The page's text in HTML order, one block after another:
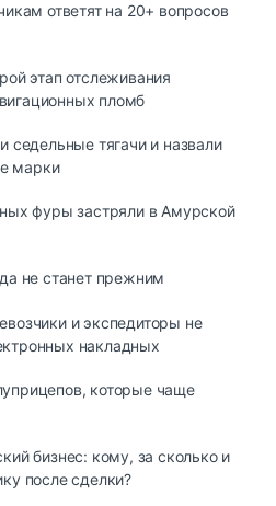
ответят на 20+ вопросов
этап отслеживания
пломб
седельные тягачи и назвали
марки
фуры застряли в Амурской
не станет прежним
и экспедиторы не
накладных
которые чаще
бизнес: кому, за сколько и
после сделки?